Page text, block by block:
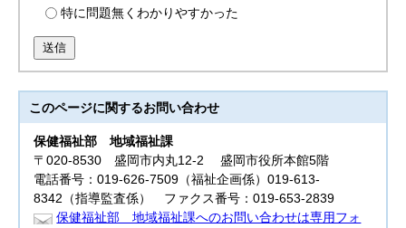
特に問題無くわかりやすかった
送信
このページに関するお問い合わせ
保健福祉部地域福祉課
〒020-8530 盛岡市内丸12-2 盛岡市役所本館5階
電話番号：019-626-7509（福祉企画係）019-613-
8342（指導監査係） ファクス番号：019-653-2839
保健福祉部 地域福祉課へのお問い合わせは専用フォ